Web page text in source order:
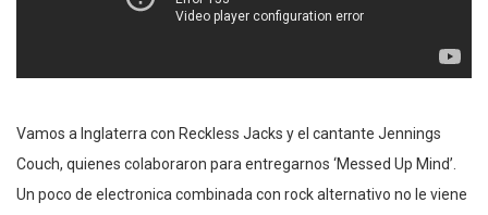
Vamos a Inglaterra con Reckless Jacks y el cantante Jennings
Couch, quienes colaboraron para entregarnos ‘Messed Up Mind’.
Un poco de electronica combinada con rock alternativo no le viene